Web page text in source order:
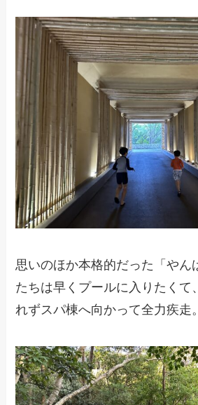
思いのほか本格的だった「やん
たちは早くプールに入りたくて
れずスパ棟へ向かって全力疾走。